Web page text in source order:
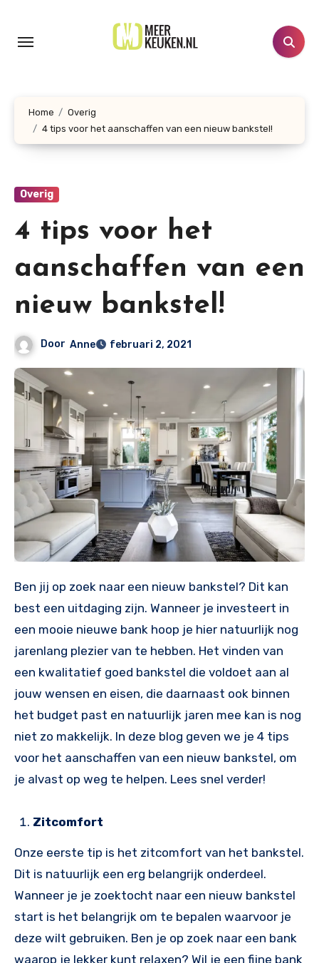
inhoud
Home
Overig
4 tips voor het aanschaffen van een nieuw bankstel!
Overig
4 tips voor het
aanschaffen van een
nieuw bankstel!
Door Anne februari 2, 2021
Ben jij op zoek naar een nieuw bankstel? Dit kan
best een uitdaging zijn. Wanneer je investeert in
een mooie nieuwe bank hoop je hier natuurlijk nog
jarenlang plezier van te hebben. Het vinden van
een kwalitatief goed bankstel die voldoet aan al
jouw wensen en eisen, die daarnaast ook binnen
het budget past en natuurlijk jaren mee kan is nog
niet zo makkelijk. In deze blog geven we je 4 tips
voor het aanschaffen van een nieuw bankstel, om
je alvast op weg te helpen. Lees snel verder!
Zitcomfort
Onze eerste tip is het zitcomfort van het bankstel.
Dit is natuurlijk een erg belangrijk onderdeel.
Wanneer je je zoektocht naar een nieuw bankstel
start is het belangrijk om te bepalen waarvoor je
deze wilt gebruiken. Ben je op zoek naar een bank
waarop je lekker kunt relaxen? Wil je een fijne bank